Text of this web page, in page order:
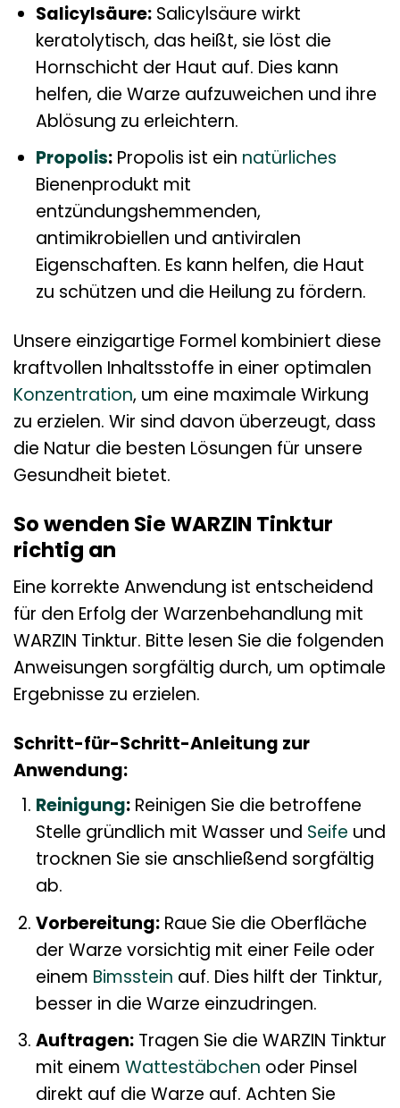
Salicylsäure:Salicylsäure wirkt
keratolytisch, das heißt, sie löst die
Hornschicht der Haut auf. Dies kann
helfen, die Warze aufzuweichen und ihre
Ablösung zu erleichtern.
Propolis:Propolis ist ein natürliches
Bienenprodukt mit
entzündungshemmenden,
antimikrobiellen und antiviralen
Eigenschaften. Es kann helfen, die Haut
zu schützen und die Heilung zu fördern.
Unsere einzigartige Formel kombiniert diese
kraftvollen Inhaltsstoffe in einer optimalen
Konzentration, um eine maximale Wirkung
zu erzielen. Wir sind davon überzeugt, dass
die Natur die besten Lösungen für unsere
Gesundheit bietet.
So wenden Sie WARZIN Tinktur
richtig an
Eine korrekte Anwendung ist entscheidend
für den Erfolg der Warzenbehandlung mit
WARZIN Tinktur. Bitte lesen Sie die folgenden
Anweisungen sorgfältig durch, um optimale
Ergebnisse zu erzielen.
Schritt-für-Schritt-Anleitung zur
Anwendung:
Reinigung:Reinigen Sie die betroffene
Stelle gründlich mit Wasser und Seife und
trocknen Sie sie anschließend sorgfältig
ab.
Vorbereitung:Raue Sie die Oberfläche
der Warze vorsichtig mit einer Feile oder
einem Bimsstein auf. Dies hilft der Tinktur,
besser in die Warze einzudringen.
Auftragen:Tragen Sie die WARZIN Tinktur
mit einem Wattestäbchen oder Pinsel
direkt auf die Warze auf. Achten Sie